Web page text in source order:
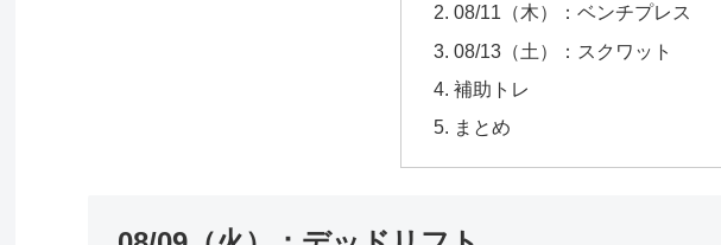
08/11（木）：ベンチプレス
08/13（土）：スクワット
補助トレ
まとめ